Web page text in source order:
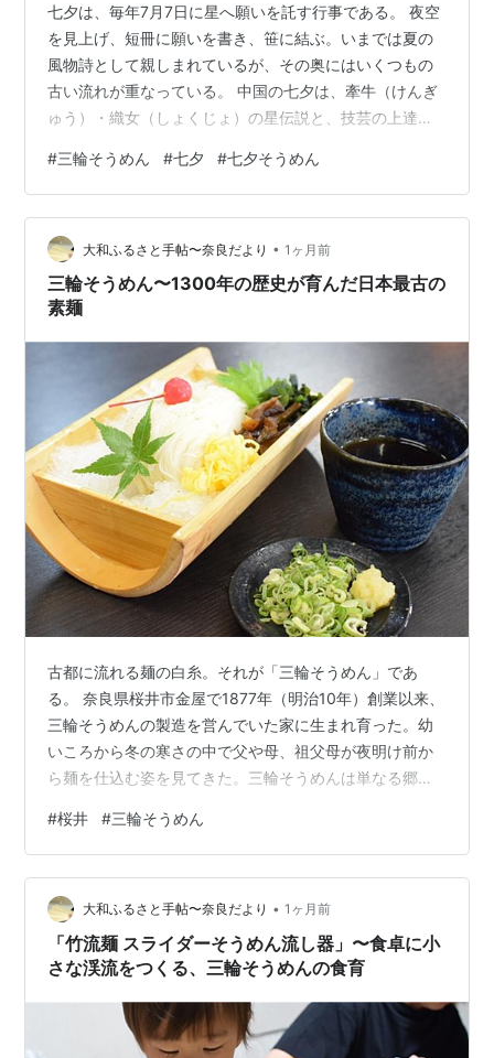
七夕は、毎年7月7日に星へ願いを託す行事である。 夜空
を見上げ、短冊に願いを書き、笹に結ぶ。いまでは夏の
風物詩として親しまれているが、その奥にはいくつもの
古い流れが重なっている。 中国の七夕は、牽牛（けんぎ
ゅう）・織女（しょくじょ）の星伝説と、技芸の上達を
られた。 織女は機織りに長けた女性、牽牛は牛飼いの男
性として語られ、天の川に隔てられた2人が、旧暦7月7日
の夜（現在の8月）だけ会うことを許されるという物語が
広がった。乞巧奠（きっこうでん）は、「巧みさを乞
う」と書くように、女性たちが裁縫や機織りの上達を星
に祈る行事だった。 その中国の七夕が日…
#三輪そうめん #七夕 #七夕そうめん
大和ふるさと手帖〜奈良だより • 1ヶ月前
三輪そうめん〜1300年の歴史が育んだ日本最古の
素麺
古都に流れる麺の白糸。それが「三輪そうめん」であ
る。 奈良県桜井市金屋で1877年（明治10年）創業以来、
三輪そうめんの製造を営んでいた家に生まれ育った。幼
いころから冬の寒さの中で父や母、祖父母が夜明け前か
ら麺を仕込む姿を見てきた。三輪そうめんは単なる郷土
した実体験をもとに、三輪そうめんの歴史や製造方法、
組合との関わり、他産地との違いなど、素朴な疑問まで
をわかりやすく紹介していく。1300年を超える伝統と、
職人たちの手仕事が生み出す「日本最古のそうめん」の
魅力を、できるだけ身近に感じてもらえればと願う。 三
輪そうめんの歴史 三輪素麺が生まれ育…
#桜井 #三輪そうめん
大和ふるさと手帖〜奈良だより • 1ヶ月前
「竹流麺 スライダーそうめん流し器」〜食卓に小
さな渓流をつくる、三輪そうめんの食育